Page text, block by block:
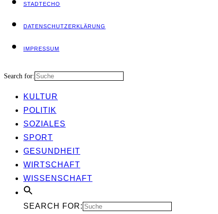
STADT­ECHO
DATEN­SCHUTZ­ER­KLÄ­RUNG
IMPRES­SUM
Search for:
KUL­TUR
POLI­TIK
SOZIA­LES
SPORT
GESUND­HEIT
WIRT­SCHAFT
WIS­SEN­SCHAFT
SEARCH FOR: